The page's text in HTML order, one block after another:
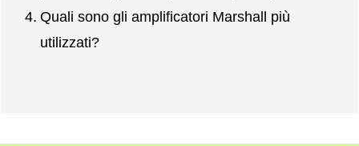
Quali sono gli amplificatori Marshall più
utilizzati?